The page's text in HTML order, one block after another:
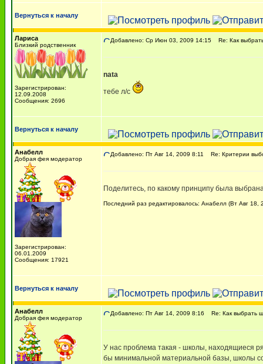
Вернуться к началу
Лариса
Близкий родственник
Зарегистрирован:
12.09.2008
Сообщения: 2696
Добавлено: Ср Июн 03, 2009 14:15 Re: Как
nata
тебе л/с
Вернуться к началу
Анабелл
Добрая фея модератор
Зарегистрирован:
06.01.2009
Сообщения: 17921
Добавлено: Пт Авг 14, 2009 8:11 Re: Критерии
Поделитесь, по какому принципу была
Последний раз редактировалось: Анабелл (Вт Авг 18,
Вернуться к началу
Анабелл
Добрая фея модератор
Добавлено: Пт Авг 14, 2009 8:16 Re: Как выбрать
У нас проблема такая - школы, находящиеся
бы минимальной материальной базы, школы